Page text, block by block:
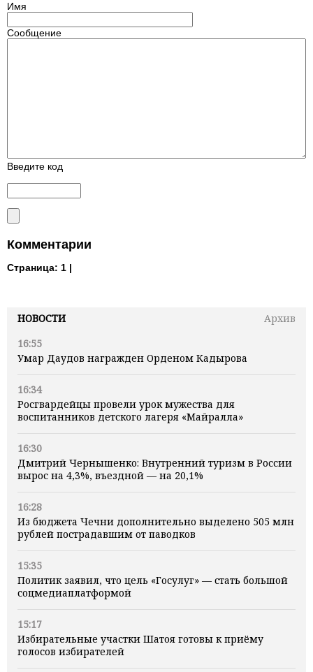
НОВОСТИ
Архив
16:55
Умар Даудов награжден Орденом Кадырова
16:34
Росгвардейцы провели урок мужества для
воспитанников детского лагеря «Майралла»
16:30
Дмитрий Чернышенко: Внутренний туризм в России
вырос на 4,3%, въездной — на 20,1%
16:28
Из бюджета Чечни дополнительно выделено 505 млн
рублей пострадавшим от паводков
15:35
Политик заявил, что цель «Госулуг» — стать большой
соцмедиаплатформой
15:17
Избирательные участки Шатоя готовы к приёму
голосов избирателей
Имя
Сообщение
Введите код
Комментарии
Страница: 1 |